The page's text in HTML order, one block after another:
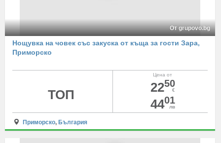
От grupovo.bg
Нощувка на човек със закуска от къща за гости Зара,
Приморско
Цена от
2250
€
4401
лв
ТОП
Приморско, България